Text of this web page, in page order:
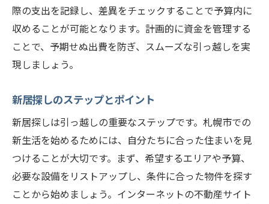
際の支出を記録し、差異をチェックすることで予算内に
収めることが可能となります。計画的に資金を管理する
ことで、予期せぬ出費を防ぎ、スムーズな引っ越しを実
現しましょう。
新居探しのステップとポイント
新居探しは引っ越しの重要なステップです。札幌市での
新生活を始めるためには、自分たちに合った住まいを見
つけることが大切です。まず、希望するエリアや予算、
必要な設備をリストアップし、条件に合った物件を探す
ことから始めましょう。インターネットの不動産サイト